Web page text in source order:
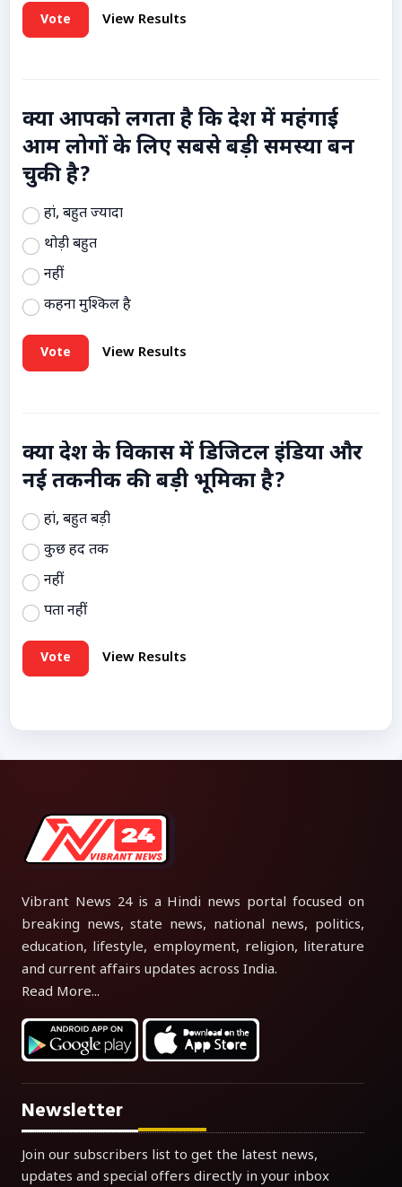
Vote View Results
क्या आपको लगता है कि देश में महंगाई
आम लोगों के लिए सबसे बड़ी समस्या बन
चुकी है?
हां, बहुत ज्यादा
थोड़ी बहुत
नहीं
कहना मुश्किल है
Vote View Results
क्या देश के विकास में डिजिटल इंडिया और
नई तकनीक की बड़ी भूमिका है?
हां, बहुत बड़ी
कुछ हद तक
नहीं
पता नहीं
Vote View Results
Vibrant News 24 is a Hindi news portal focused on
breaking news, state news, national news, politics,
education, lifestyle, employment, religion, literature
and current affairs updates across India.
Read More...
Newsletter
Join our subscribers list to get the latest news,
updates and special offers directly in your inbox